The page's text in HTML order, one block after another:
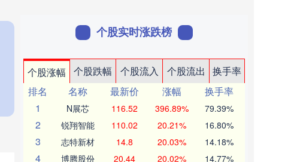
个股实时涨跌榜
个股涨幅 个股跌幅 个股流入 个股流出
换手率
排名
名称 最新价 涨幅
换手率
1
N展芯 116.52 396.89% 79.39%
2 锐翔智能 110.02 20.21% 16.80%
3 志特新材 14.8 20.03% 14.18%
4 博腾股份 20.44 20.02% 14.77%